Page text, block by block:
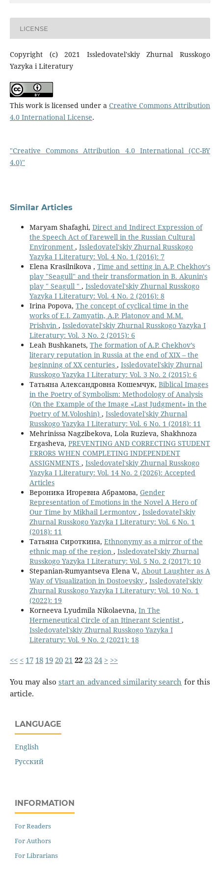
LICENSE
Copyright (c) 2021 Issledovatel'skiy Zhurnal Russkogo
Yazyka i Literatury
This work is licensed under aCreative Commons Attribution
4.0 International License.
"Creative Commons Attribution 4.0 International (CC-BY
4.0)"
Similar Articles
Maryam Shafaghi, Direct and Indirect Expression of
the Speech Act of Farewell in the Russian Cultural
Environment , Issledovatel'skiy Zhurnal Russkogo
Yazyka I Literatury: Vol. 4 No. 1 (2016): 7
Elena Krasilnikova , Time and setting in A.P. Chekhov's
play "Seagull" and their transformation in B. Akunin's
play " Seagull " , Issledovatel'skiy Zhurnal Russkogo
Yazyka I Literatury: Vol. 4 No. 2 (2016): 8
Irina Popova, The concept of cyclical time in the
works of E.I. Zamyatin, A.P. Platonov and M.M.
Prishvin , Issledovatel'skiy Zhurnal Russkogo Yazyka I
Literatury: Vol. 3 No. 2 (2015): 6
Leah Bushkanets, The formation of A.P. Chekhov’s
literary reputation in Russia at the end of XIX – the
beginning of XX centuries , Issledovatel'skiy Zhurnal
Russkogo Yazyka I Literatury: Vol. 3 No. 2 (2015): 6
Татьяна Александровна Кошемчук, Biblical Images
in the Poetry of Symbolism: Methodology of Analysis
(On the Example of the Image «Last Judgment» in the
Poetry of M.Voloshin) , Issledovatel'skiy Zhurnal
Russkogo Yazyka I Literatury: Vol. 6 No. 1 (2018): 11
Mehrinissa Nagzibekova, Lola Ruzieva, Shakhnoza
Ergasheva, PREVENTING AND CORRECTING STUDENT
ERRORS WHEN COMPLETING INDEPENDENT
ASSIGNMENTS , Issledovatel'skiy Zhurnal Russkogo
Yazyka I Literatury: Vol. 14 No. 2 (2026): Accepted
Articles
Вероника Игоревна Абрамова, Gender
Representation of Emotions in the Novel A Hero of
Our Time by Mikhail Lermontov , Issledovatel'skiy
Zhurnal Russkogo Yazyka I Literatury: Vol. 6 No. 1
(2018): 11
Татьяна Сироткина, Ethnonymy as a mirror of the
ethnic map of the region , Issledovatel'skiy Zhurnal
Russkogo Yazyka I Literatury: Vol. 5 No. 2 (2017): 10
Stepanian-Rumyantseva Elena V., About Laughter as A
Way of Visualization in Dostoevsky , Issledovatel'skiy
Zhurnal Russkogo Yazyka I Literatury: Vol. 10 No. 1
(2022): 19
Korneeva Lyudmila Nikolaevna, In The
Hermeneutical Circle of an Itinerant Scientist ,
Issledovatel'skiy Zhurnal Russkogo Yazyka I
Literatury: Vol. 9 No. 2 (2021): 18
<< < 17 18 192021 222324 > >>
You may also start an advanced similarity search for this
article.
LANGUAGE
English
Русский
INFORMATION
For Readers
For Authors
For Librarians